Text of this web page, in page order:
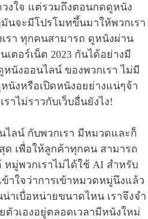
งใจ แต่รวมถึงตอนกดดูหนัง
นจะมีโปรโมทขึ้นมาให้พวกเรา
รา ทุกคนสามารถ ดูหนังผ่าน
ตอร์เน็ต 2023 กันได้อย่างมี
หนังออนไลน์ ของพวกเรา ไม่มี
งหรือเปิดหนังอยย่างแน่ๆจ้า
าไม่ราวกับเว็บอื่นยังไง!
ลน์ กับพวกเรา มีหมวดและก็
เพื่อให้ลูกค้าทุกคน สามารถ
มู่พวกเราไม่ได้ใช้ AI สำหรับ
ข้าใจว่าการเข้าหมวดหมู่นึงแล้ว
าเบื่อหน่ายขนาดไหน เราจึงจำ
วเองอยู่ตลอดเวลามีหนังใหม่